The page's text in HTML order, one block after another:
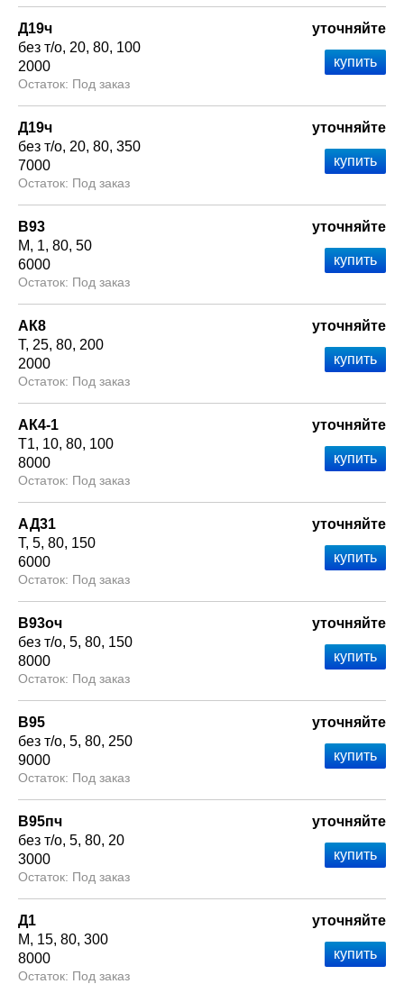
Д19ч
без т/о 20 80 100
2000
Под заказ
уточняйте
Д19ч
без т/о 20 80 350
7000
Под заказ
уточняйте
В93
М
1 80 50
6000
Под заказ
уточняйте
АК8
Т 25 80 200
2000
Под заказ
уточняйте
АК4-1
Т1 10 80 100
8000
Под заказ
уточняйте
АД31
Т 5 80 150
6000
Под заказ
уточняйте
В93оч
без т/о 5 80 150
8000
Под заказ
уточняйте
В95
без т/о 5 80 250
9000
Под заказ
уточняйте
В95пч
без т/о 5 80 20
3000
Под заказ
уточняйте
Д1
М
15 80 300
8000
Под заказ
уточняйте